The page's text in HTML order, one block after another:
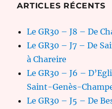
ARTICLES RÉCENTS
Le GR30 – J8 – De
Le GR30 – J7 – De
à Chareire
Le GR30 – J6 –
Saint-Genès-
Le GR30 – J5 – De